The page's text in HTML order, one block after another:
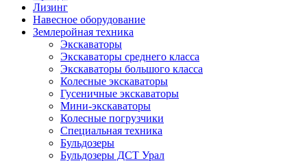
Лизинг
Навесное оборудование
Землеройная техника
Экскаваторы
Экскаваторы среднего класса
Экскаваторы большого класса
Колесные экскаваторы
Гусеничные экскаваторы
Мини-экскаваторы
Колесные погрузчики
Специальная техника
Бульдозеры
Бульдозеры ДСТ Урал